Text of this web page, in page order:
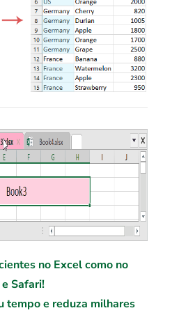
no Excel como no
Safari!
tempo e reduza milhares